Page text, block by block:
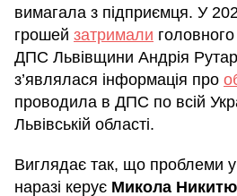
вимагала з підприємця. У
грошей затримали
ДПС Львівщини Андрія
з’являлася інформація про
проводила в ДПС по всій
Львівській області.
Виглядає так, що проблеми у
наразі керує Микола